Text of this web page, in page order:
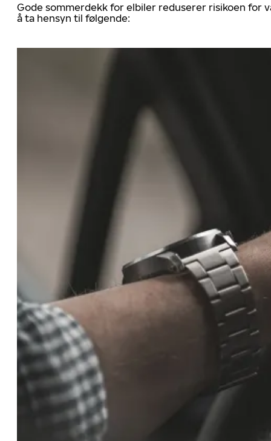
Gode sommerdekk for elbiler reduserer risikoen for
å ta hensyn til følgende: